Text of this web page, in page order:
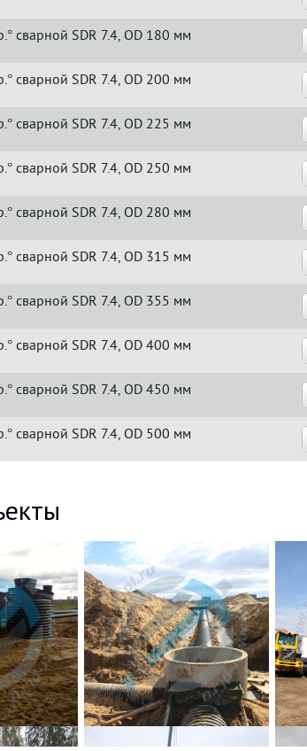
сварной SDR 7.4, OD 180 мм
сварной SDR 7.4, OD 200 мм
сварной SDR 7.4, OD 225 мм
сварной SDR 7.4, OD 250 мм
сварной SDR 7.4, OD 280 мм
сварной SDR 7.4, OD 315 мм
сварной SDR 7.4, OD 355 мм
сварной SDR 7.4, OD 400 мм
сварной SDR 7.4, OD 450 мм
сварной SDR 7.4, OD 500 мм